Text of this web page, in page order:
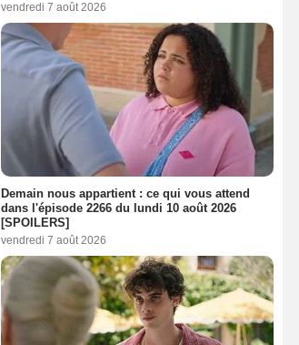
vendredi 7 août 2026
Demain nous appartient : ce qui vous attend
dans l'épisode 2266 du lundi 10 août 2026
[SPOILERS]
vendredi 7 août 2026